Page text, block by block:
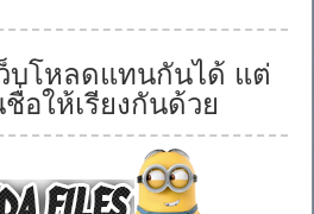
บโหลดแทนกันได้ แต่
อให้เรียงกันด้วย